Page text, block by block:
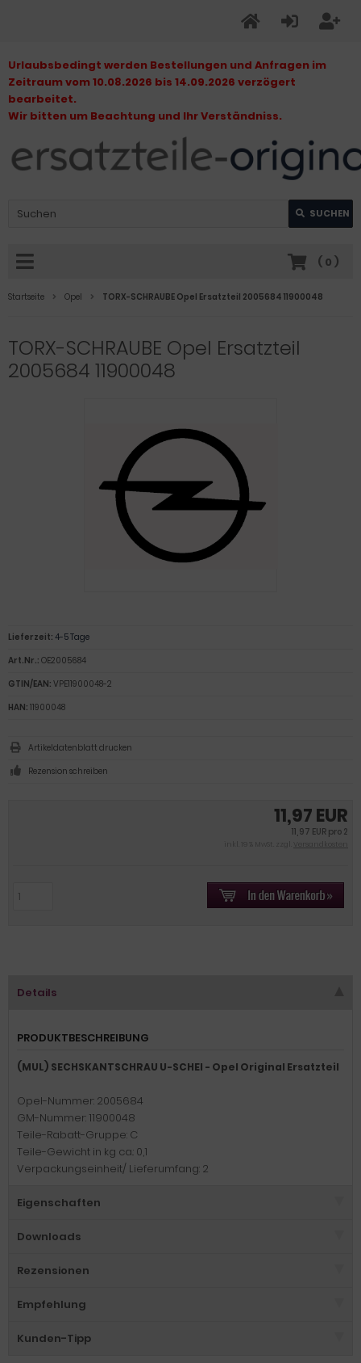
Urlaubsbedingt werden Bestellungen und Anfragen im
Zeitraum vom 10.08.2026 bis 14.09.2026 verzögert
bearbeitet.
Wir bitten um Beachtung und Ihr Verständniss.
SUCHEN
( 0 )
Startseite Opel TORX-SCHRAUBE Opel Ersatzteil 2005684 11900048
TORX-SCHRAUBE Opel Ersatzteil
2005684 11900048
11,97 EUR
11,97 EUR pro 2
inkl. 19 % MwSt. zzgl. Versandkosten
Lieferzeit: 4-5 Tage
Art.Nr.: OE2005684
GTIN/EAN: VPE11900048-2
HAN: 11900048
Artikeldatenblatt drucken
Rezension schreiben
Details
PRODUKTBESCHREIBUNG
(MUL) SECHSKANTSCHRAU U-SCHEI - Opel Original Ersatzteil
Opel-Nummer: 2005684
GM-Nummer: 11900048
Teile-Rabatt-Gruppe: C
Teile-Gewicht in kg ca.: 0,1
Verpackungseinheit/ Lieferumfang: 2
Eigenschaften
Downloads
Rezensionen
Empfehlung
Kunden-Tipp